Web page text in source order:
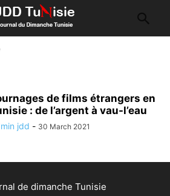
de films étrangers en
: de l’argent à vau-l’eau
jdd - 30 March 2021